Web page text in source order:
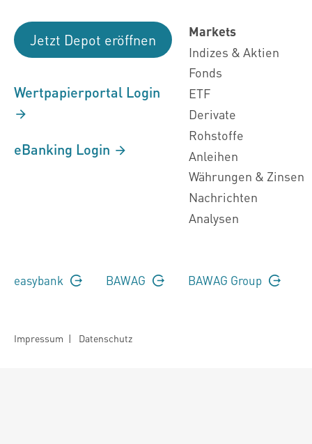
Jetzt Depot eröffnen
Wertpapierportal Login
eBanking Login
Markets
Indizes & Aktien
Fonds
ETF
Derivate
Rohstoffe
Anleihen
Währungen & Zinsen
Nachrichten
Analysen
easybank BAWAG BAWAG Group
Impressum | Datenschutz